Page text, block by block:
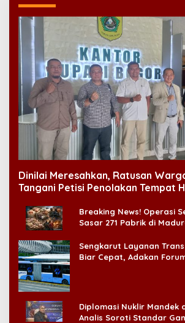
Dinilai Meresahkan, Ratusan
Tangani Petisi Penolakan Tempat
Breaking News! Operasi
Sasar 271 Pabrik di
Sengkarut Layanan
Biar Cepat, Adakan
Diplomasi Nuklir Mandek
Analis Soroti Standar